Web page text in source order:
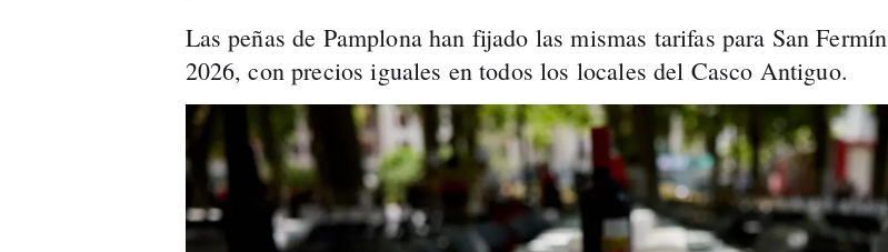
Las peñas de Pamplona han fijado las mismas tarifas para San Fermín
2026, con precios iguales en todos los locales del Casco Antiguo.